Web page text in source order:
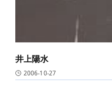
井上陽水
2006-10-27